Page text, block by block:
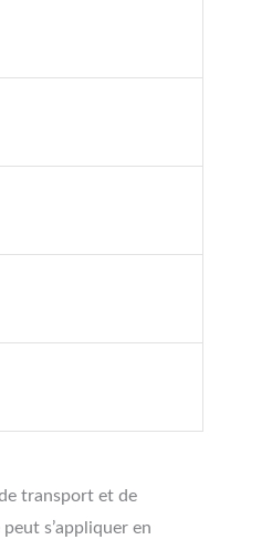
transport et de
s’appliquer en